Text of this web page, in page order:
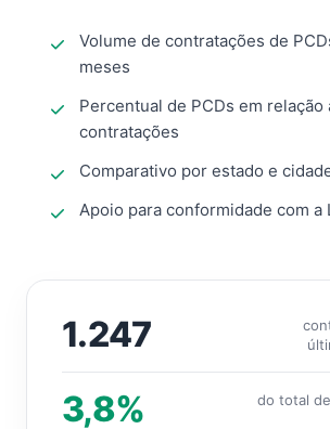
Volume de contratações de
meses
Percentual de PCDs em relação
contratações
Comparativo por estado e
Apoio para conformidade com a
1.247
3,8%
do total